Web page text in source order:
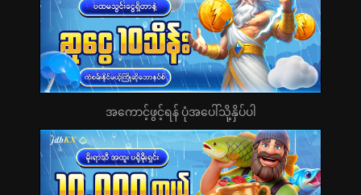
အကောင့်ဖွင့်ရန် ပုံအပေါ်သို့နှိပ်ပါ